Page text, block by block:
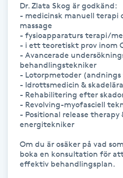
Kiropraktik
Klangmassage
Klippning
Klippning & Slingor
Klippning ungdom
Koppningsmassage
Dr. Zlata Skog är godkänd:
- medicinsk manuell terapi
massage
- fysioapparaturs terapi/
- i ett teoretiskt prov inom
- Avancerade
behandlingstekniker
- Lotorpmetoder
- Idrottsmedicin & skadelära
- Rehabilitering efter
- Revolving-myofasciell
- Positional release therapy
energitekniker
Om du är osäker på vad
boka en konsultation för
effektiv behandlingsplan.